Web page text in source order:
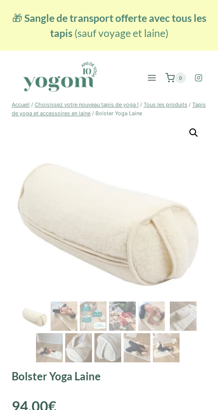
🎁 Sangle de transport offerte avec tous les
tapis (sauf voyage et laine)
0
Accueil / Choisissez votre nouveau tapis de yoga ! / Tous les produits / Tapis
de yoga et accessoires en laine / Bolster Yoga Laine
Bolster Yoga Laine
94,00€